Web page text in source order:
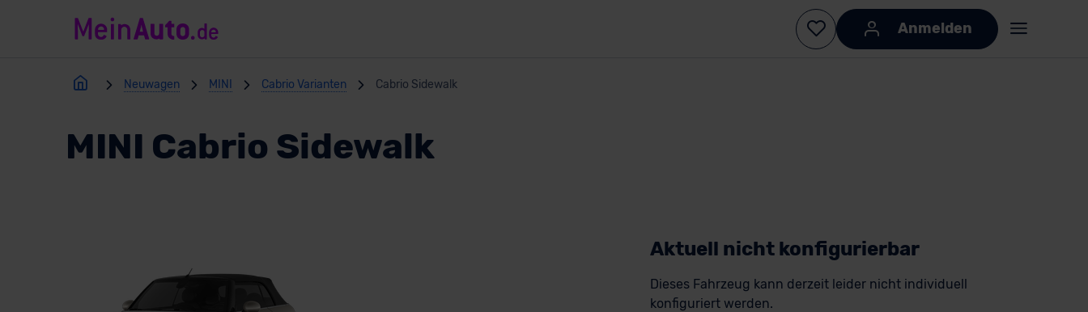
Anmelden
Neuwagen MINI Cabrio Varianten Cabrio Sidewalk
MINI Cabrio Sidewalk
Aktuell nicht konfigurierbar
Dieses Fahrzeug kann derzeit leider nicht individuell
konfiguriert werden.